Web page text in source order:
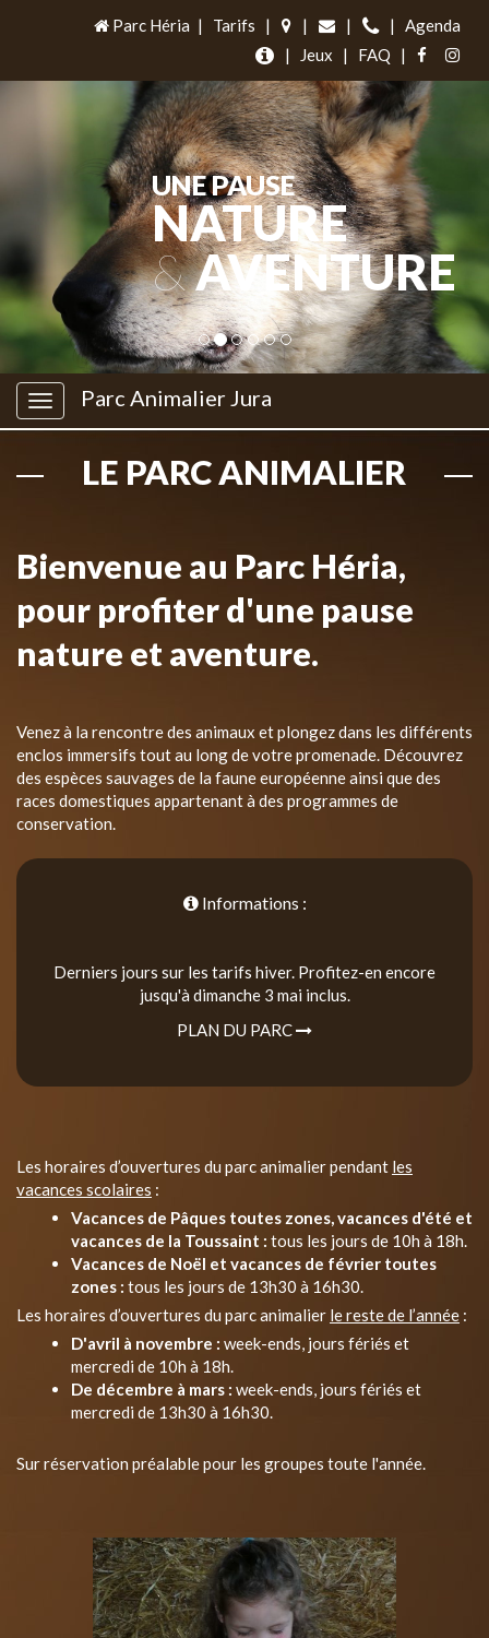
Parc Héria | Tarifs | | | |
Agenda
|
Jeux | FAQ |
UNE PAUSE
NATURE
&AVENTURE
Parc Animalier Jura
LE PARC ANIMALIER
Bienvenue au Parc Héria,
pour profiter d'une pause
nature et aventure.
Venez à la rencontre des animaux et plongez dans les différents
enclos immersifs tout au long de votre promenade. Découvrez
des espèces sauvages de la faune européenne ainsi que des
races domestiques appartenant à des programmes de
conservation.
Informations :
Derniers jours sur les tarifs hiver. Profitez-en encore
jusqu'à dimanche 3 mai inclus.
PLAN DU PARC
Les horaires d’ouvertures du parc animalier pendant les
vacances scolaires :
Vacances de Pâques toutes zones, vacances d'été et
vacances de la Toussaint : tous les jours de 10h à 18h.
Vacances de Noël et vacances de février toutes
zones : tous les jours de 13h30 à 16h30.
Les horaires d’ouvertures du parc animalier le reste de l’année :
D'avril à novembre : week-ends, jours fériés et
mercredi de 10h à 18h.
De décembre à mars : week-ends, jours fériés et
mercredi de 13h30 à 16h30.
Sur réservation préalable pour les groupes toute l'année.